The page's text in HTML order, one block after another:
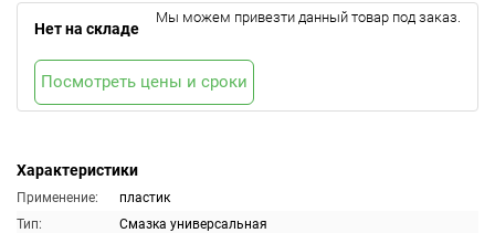
Характеристики
Применение:
пластик
Тип:
Смазка универсальная
Нет на складе
Мы можем привезти данный товар под заказ.
Посмотреть цены и сроки